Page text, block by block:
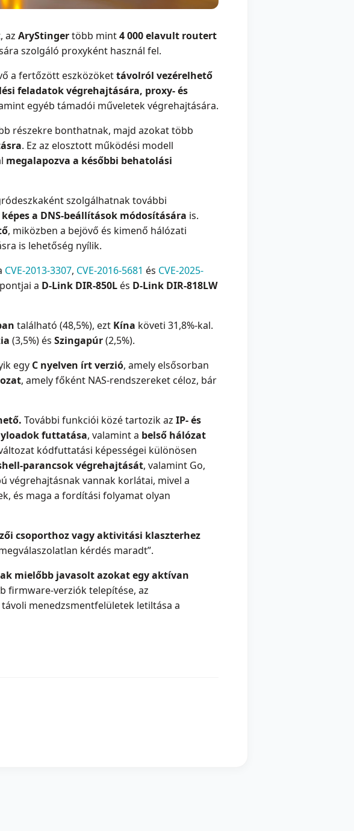
az AryStingertöbb mint4 000 elavult routert
szolgáló proxyként használ fel.
a fertőzött eszközökettávolról vezérelhető
feladatok végrehajtására, proxy- és
egyéb támadói műveletek végrehajtására.
részekre bonthatnak, majd azokat több
. Ez az elosztott működési modell
megalapozva a későbbi behatolási
szolgálhatnak további
képes a DNS-beállítások módosítására is.
, miközben a bejövő és kimenő hálózati
is lehetőség nyílik.
CVE-2013-3307, CVE-2016-5681 és CVE-2025-
a D-Link DIR-850L és D-Link DIR-818LW
található (48,5%), ezt Kína követi 31,8%-kal.
(3,5%) és Szingapúr(2,5%).
egy C nyelven írt verzió, amely elsősorban
, amely főként NAS-rendszereket céloz, bár
További funkciói közé tartozik az IP- és
futtatása, valamint a belső hálózat
kódfuttatási képességei különösen
parancsok végrehajtását, valamint Go,
végrehajtásnak vannak korlátai, mivel a
és maga a fordítási folyamat olyan
csoporthoz vagy aktivitási klaszterhez
kérdés maradt”.
mielőbb javasolt azokat egy aktívan
firmware-verziók telepítése, az
menedzsmentfelületek letiltása a